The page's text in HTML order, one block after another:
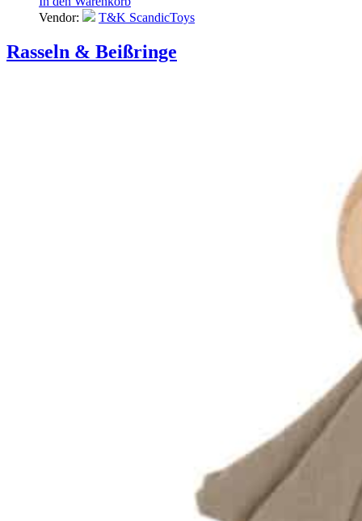
Vendor:
T&K ScandicToys
Rasseln & Beißringe